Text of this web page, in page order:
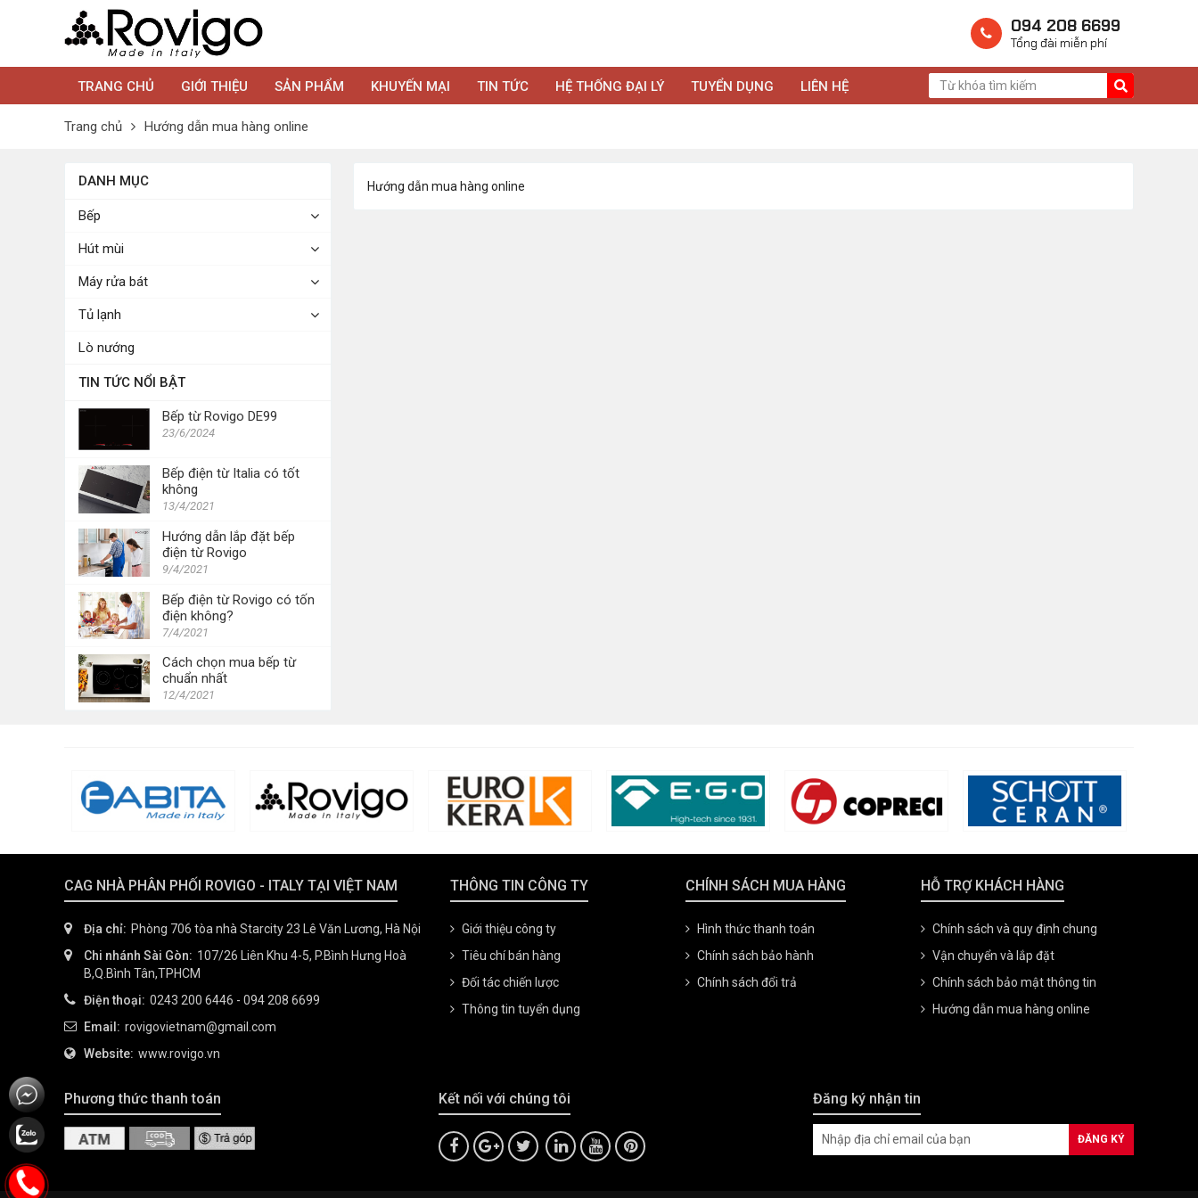
094 208 6699
Tổng đài miễn phí
TRANG CHỦ GIỚI THIỆU SẢN PHẨM KHUYẾN MẠI TIN TỨC HỆ THỐNG ĐẠI LÝ TUYỂN DỤNG LIÊN HỆ
Trang chủ Hướng dẫn mua hàng online
Hướng dẫn mua hàng online
DANH MỤC
Bếp
Hút mùi
Máy rửa bát
Tủ lạnh
Lò nướng
TIN TỨC NỔI BẬT
Bếp từ Rovigo DE99
23/6/2024
Bếp điện từ Italia có tốt
không
13/4/2021
Hướng dẫn lắp đặt bếp
điện từ Rovigo
9/4/2021
Bếp điện từ Rovigo có tốn
điện không?
7/4/2021
Cách chọn mua bếp từ
chuẩn nhất
12/4/2021
CAG NHÀ PHÂN PHỐI ROVIGO - ITALY TẠI VIỆT NAM
Địa chỉ: Phòng 706 tòa nhà Starcity 23 Lê Văn Lương, Hà Nội
Chi nhánh Sài Gòn: 107/26 Liên Khu 4-5, P.Bình Hưng Hoà
B,Q.Bình Tân,TPHCM
Điện thoại: 0243 200 6446 - 094 208 6699
Email: rovigovietnam@gmail.com
Website: www.rovigo.vn
THÔNG TIN CÔNG TY
Giới thiệu công ty
Tiêu chí bán hàng
Đối tác chiến lược
Thông tin tuyển dụng
CHÍNH SÁCH MUA HÀNG
Hình thức thanh toán
Chính sách bảo hành
Chính sách đổi trả
HỖ TRỢ KHÁCH HÀNG
Chính sách và quy định chung
Vận chuyển và lắp đặt
Chính sách bảo mật thông tin
Hướng dẫn mua hàng online
Phương thức thanh toán Kết nối với chúng tôi Đăng ký nhận tin